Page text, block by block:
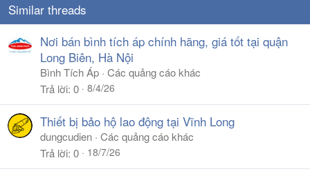
Similar threads
Nơi bán bình tích áp chính hãng, giá tốt tại quận
Long Biên, Hà Nội
Bình Tích Áp Các quảng cáo khác
Trả lời 0 8/4/26
Thiết bị bảo hộ lao động tại Vĩnh Long
dungcudien Các quảng cáo khác
Trả lời 0 18/7/26